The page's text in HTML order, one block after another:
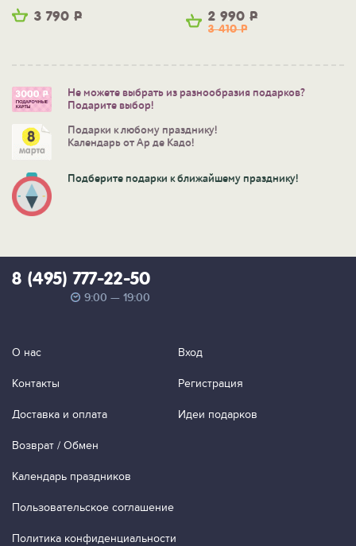
3 790 Р 2 990 Р
3 410Р
Не можете выбрать из разнообразия подарков?
Подарите выбор!
Подарки к любому празднику!
Календарь от Ар де Кадо!
Подберите подарки к ближайшему празднику!
8 (495) 777-22-50
9:00 — 19:00
О нас
Контакты
Доставка и оплата
Возврат / Обмен
Календарь праздников
Пользовательское соглашение
Политика конфиденциальности
Вход
Регистрация
Идеи подарков